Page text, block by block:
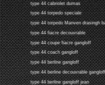
type 44 cabriolet dumas
type 44 torpedo speciale
type 44 torpedo Manven drasingh
type 44 fiacre decouvrable
type 44 coupe fiacre gangloff
type 44 coach gangloff
type 44 berline gangloff
type 44 berline decouvrable gangloff
type 44 berline gangloff jean